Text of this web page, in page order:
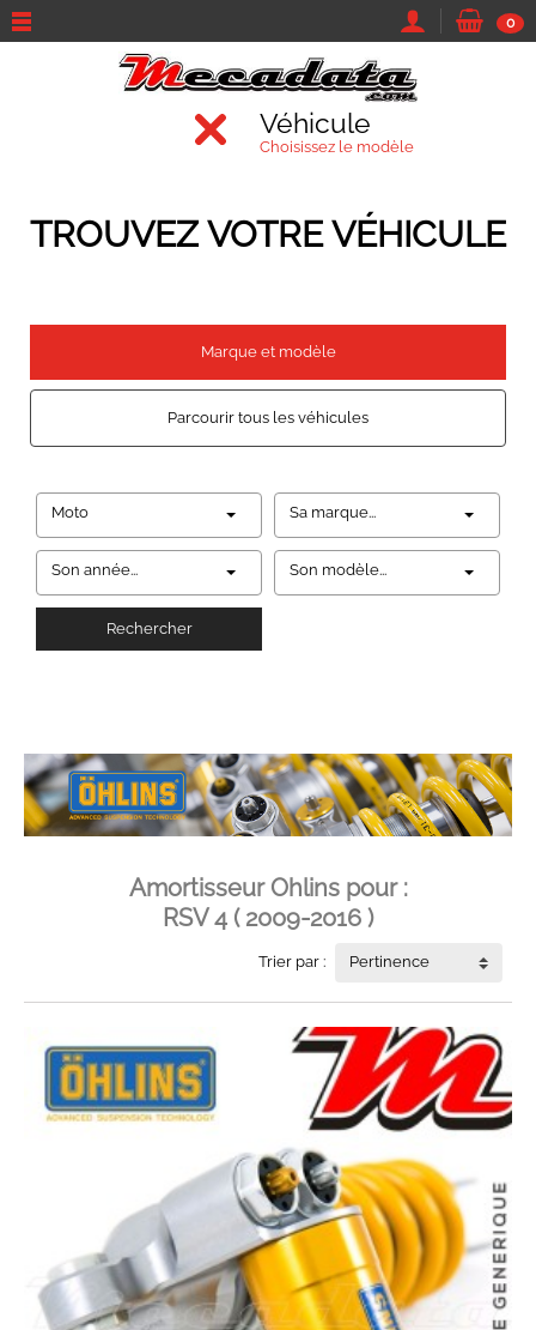
0
Véhicule
Choisissez le modèle
TROUVEZ VOTRE VÉHICULE
Marque et modèle
Parcourir tous les véhicules
Moto Sa marque...
Son année... Son modèle...
Rechercher
Amortisseur Ohlins pour :
RSV 4 ( 2009-2016 )
Trier par : Pertinence